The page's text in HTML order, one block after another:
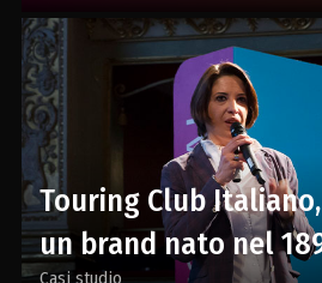
Touring Club
un brand nato nel
Casi studio